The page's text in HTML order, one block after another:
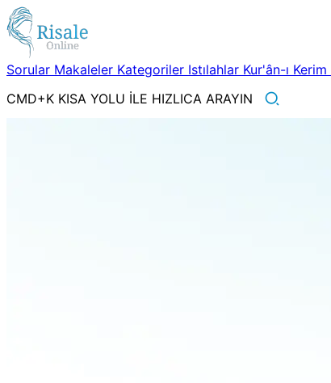
Sorular Makaleler Kategoriler Istılahlar Kur'ân-ı Kerim
CMD+K KISA YOLU İLE HIZLICA ARAYIN